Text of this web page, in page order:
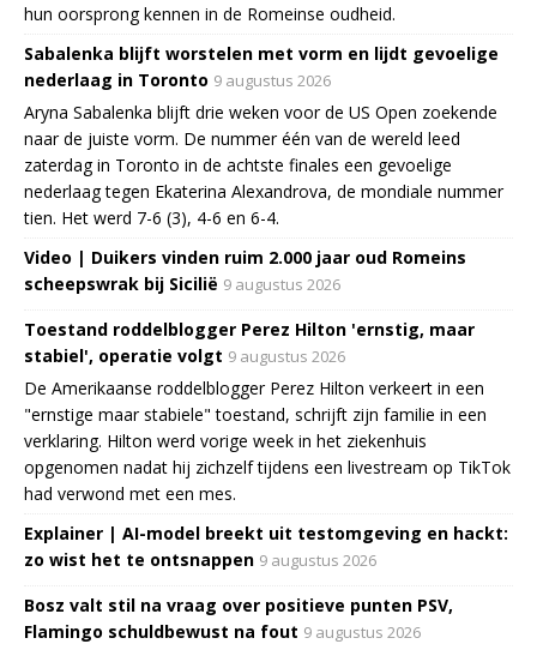
hun oorsprong kennen in de Romeinse oudheid.
Sabalenka blijft worstelen met vorm en lijdt gevoelige
nederlaag in Toronto 9 augustus 2026
Aryna Sabalenka blijft drie weken voor de US Open zoekende
naar de juiste vorm. De nummer één van de wereld leed
zaterdag in Toronto in de achtste finales een gevoelige
nederlaag tegen Ekaterina Alexandrova, de mondiale nummer
tien. Het werd 7-6 (3), 4-6 en 6-4.
Video | Duikers vinden ruim 2.000 jaar oud Romeins
scheepswrak bij Sicilië 9 augustus 2026
Toestand roddelblogger Perez Hilton 'ernstig, maar
stabiel', operatie volgt 9 augustus 2026
De Amerikaanse roddelblogger Perez Hilton verkeert in een
"ernstige maar stabiele" toestand, schrijft zijn familie in een
verklaring. Hilton werd vorige week in het ziekenhuis
opgenomen nadat hij zichzelf tijdens een livestream op TikTok
had verwond met een mes.
Explainer | AI-model breekt uit testomgeving en hackt:
zo wist het te ontsnappen 9 augustus 2026
Bosz valt stil na vraag over positieve punten PSV,
Flamingo schuldbewust na fout 9 augustus 2026